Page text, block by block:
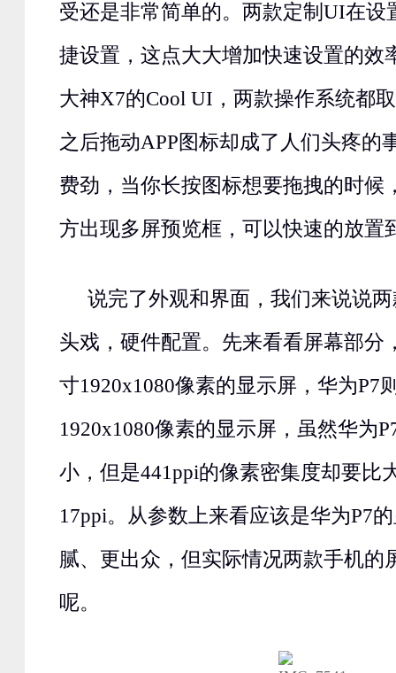
受还是非常简单的。两款定制UI在设
捷设置，这点大大增加快速设置的效
大神X7的Cool UI，两款操作系统都
之后拖动APP图标却成了人们头疼的
费劲，当你长按图标想要拖拽的时候
方出现多屏预览框，可以快速的放置
说完了外观和界面，我们来说说
头戏，硬件配置。先来看看屏幕部分
寸1920x1080像素的显示屏，华为P7
1920x1080像素的显示屏，虽然华为
小，但是441ppi的像素密集度却要比
17ppi。从参数上来看应该是华为P7
腻、更出众，但实际情况两款手机的
呢。